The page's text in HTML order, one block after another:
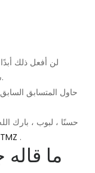
سيمبسون أخبره بأنني لن أضغط على كريس أبدًا.
قال TMZ .
ما